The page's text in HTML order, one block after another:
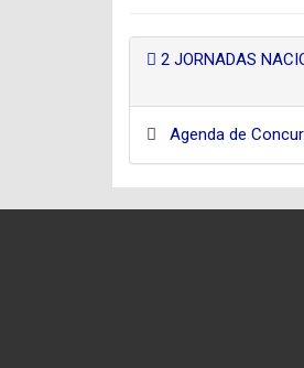
2 JORNADAS
Agenda de